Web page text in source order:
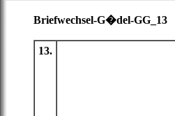
Briefwechsel-G�del-GG_13
13.